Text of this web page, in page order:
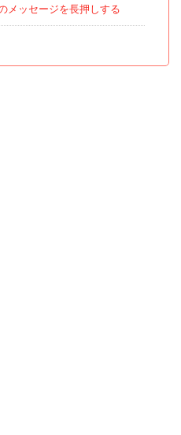
メッセージを長押しする